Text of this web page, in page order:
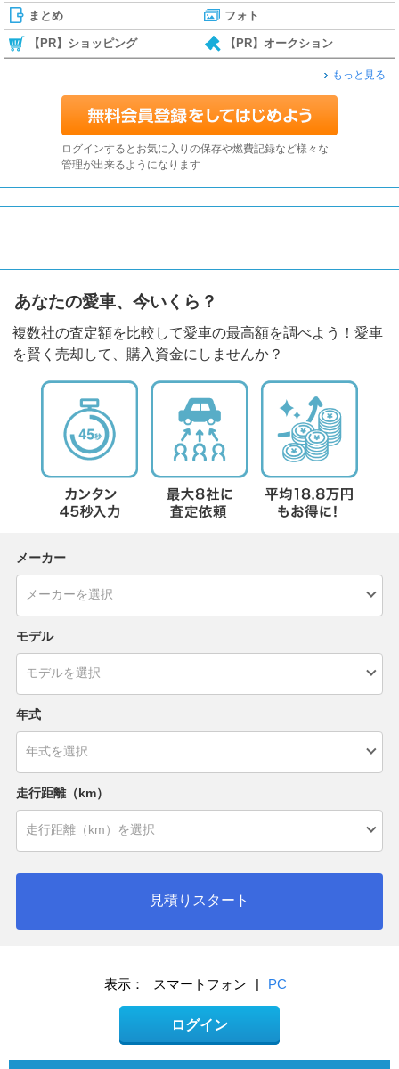
まとめ フォト
【PR】ショッピング 【PR】オークション
もっと見る
ログインするとお気に入りの保存や燃費記録など様々な
管理が出来るようになります
あなたの愛車、今いくら？
複数社の査定額を比較して愛車の最高額を調べよう！愛車
を賢く売却して、購入資金にしませんか？
メーカー
モデル
年式
走行距離（km）
見積りスタート
表示： スマートフォン | PC
ログイン